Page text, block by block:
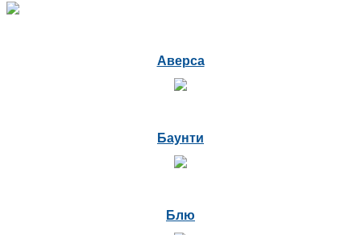
Аверса
Баунти
Блю